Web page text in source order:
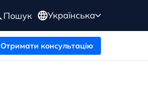
Пошук Українська
Отримати консультацію